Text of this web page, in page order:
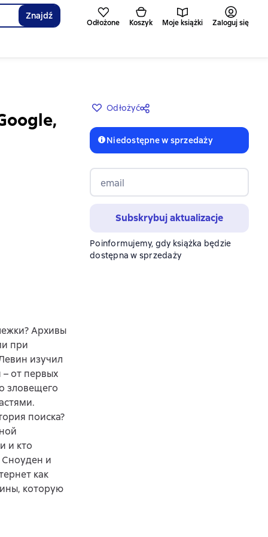
Znajdź
Odłożone Koszyk Moje książki Zaloguj się
Odłożyć
Niedostępne w sprzedaży
email
Subskrybuj aktualizacje
Poinformujemy, gdy książka będzie
dostępna w sprzedaży
Архивы
при
изучил
от первых
зловещего
поиска?
и кто
Сноуден и
как
которую